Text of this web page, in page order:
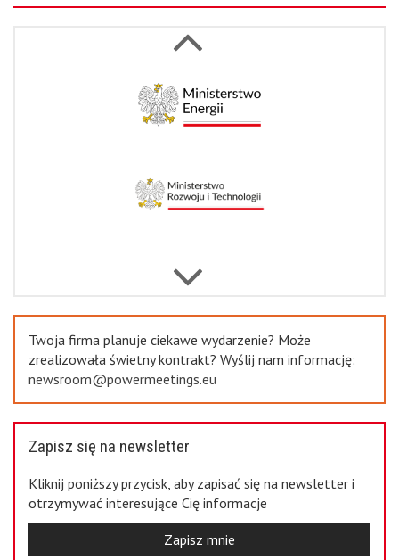
Twoja firma planuje ciekawe wydarzenie? Może
zrealizowała świetny kontrakt? Wyślij nam informację:
newsroom@powermeetings.eu
Zapisz się na newsletter
Kliknij poniższy przycisk, aby zapisać się na newsletter i
otrzymywać interesujące Cię informacje
Zapisz mnie